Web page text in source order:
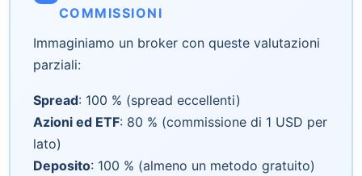
COMMISSIONI
Immaginiamo un broker con queste valutazioni
parziali:
Spread: 100 % (spread eccellenti)
Azioni ed ETF: 80 % (commissione di 1 USD per
lato)
Deposito: 100 % (almeno un metodo gratuito)